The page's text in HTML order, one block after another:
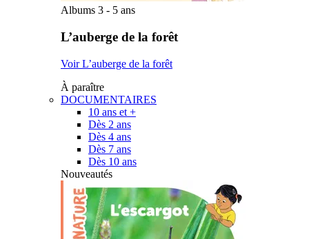
Albums 3 - 5 ans
L’auberge de la forêt
Voir L’auberge de la forêt
À paraître
DOCUMENTAIRES
10 ans et +
Dès 2 ans
Dès 4 ans
Dès 7 ans
Dès 10 ans
Nouveautés